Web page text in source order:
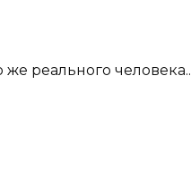
реального человека..